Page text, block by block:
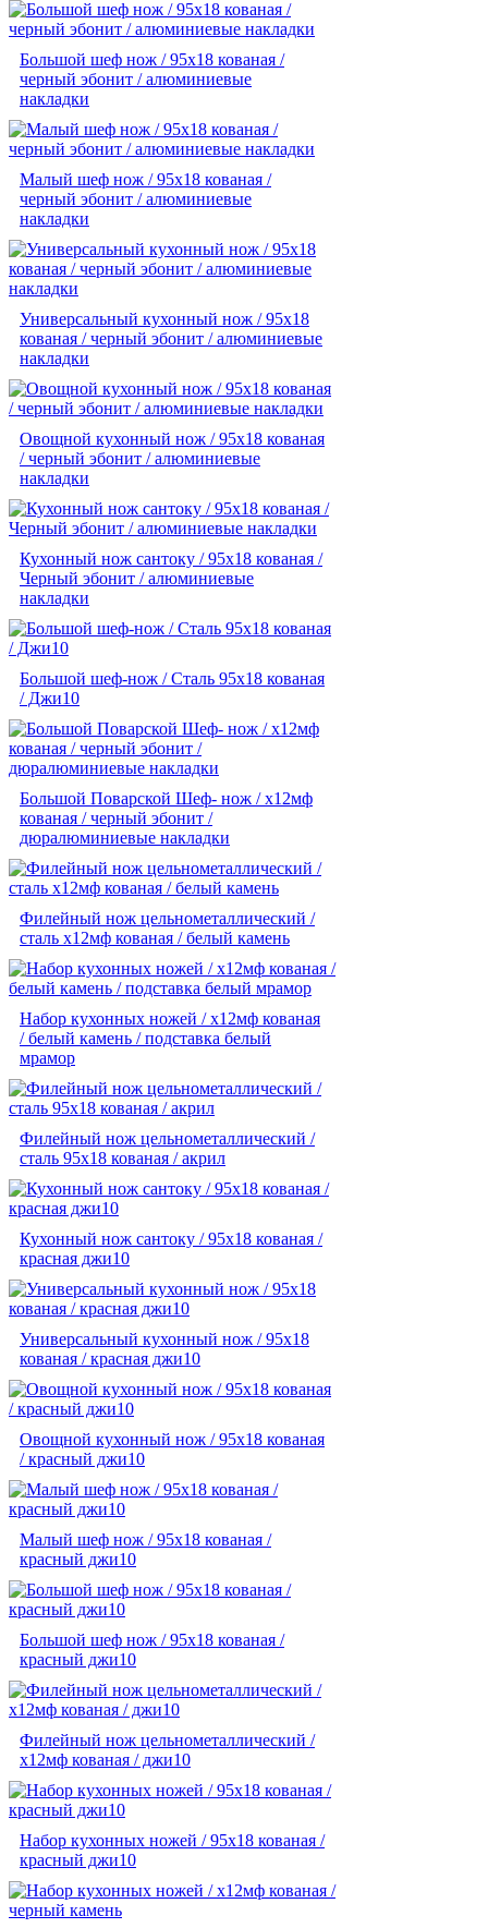
Большой шеф нож / 95х18 кованая /
черный эбонит / алюминиевые
накладки
Малый шеф нож / 95х18 кованая /
черный эбонит / алюминиевые
накладки
Универсальный кухонный нож / 95х18
кованая / черный эбонит / алюминиевые
накладки
Овощной кухонный нож / 95х18 кованая
/ черный эбонит / алюминиевые
накладки
Кухонный нож сантоку / 95х18 кованая /
Черный эбонит / алюминиевые
накладки
Большой шеф-нож / Сталь 95х18 кованая
/ Джи10
Большой Поварской Шеф- нож / х12мф
кованая / черный эбонит /
дюралюминиевые накладки
Филейный нож цельнометаллический /
сталь х12мф кованая / белый камень
Набор кухонных ножей / х12мф кованая
/ белый камень / подставка белый
мрамор
Филейный нож цельнометаллический /
сталь 95х18 кованая / акрил
Кухонный нож сантоку / 95х18 кованая /
красная джи10
Универсальный кухонный нож / 95х18
кованая / красная джи10
Овощной кухонный нож / 95х18 кованая
/ красный джи10
Малый шеф нож / 95х18 кованая /
красный джи10
Большой шеф нож / 95х18 кованая /
красный джи10
Филейный нож цельнометаллический /
х12мф кованая / джи10
Набор кухонных ножей / 95х18 кованая /
красный джи10